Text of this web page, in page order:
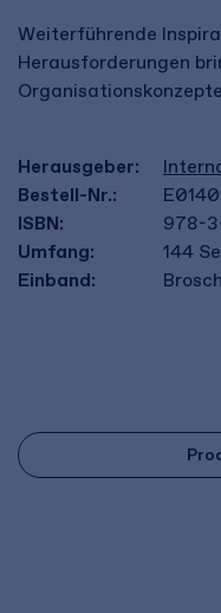
Weiterführende
Herausforderungen
Herausgeber:
Bestell-Nr.:
ISBN:
978-
Umfang:
144
Einband: